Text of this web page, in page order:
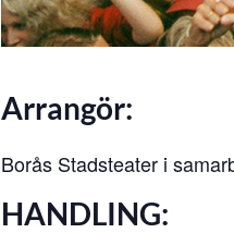
Arrangör:
Borås Stadsteater i
HANDLING: